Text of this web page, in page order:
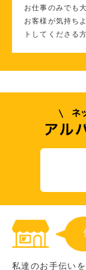
お仕事のみでも
お客様が気持ち
トしてくださる
私達のお手伝い